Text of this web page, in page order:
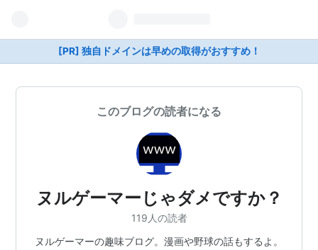
[PR] 独自ドメインは早めの取得がおすすめ！
このブログの読者になる
ヌルゲーマーじゃダメですか？
119人の読者
ヌルゲーマーの趣味ブログ。漫画や野球の話もするよ。